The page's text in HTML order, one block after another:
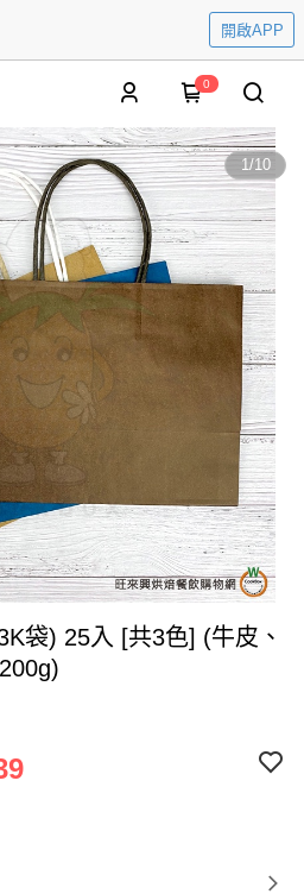
開啟APP
0
1/10
袋) 25入 [共3色] (牛皮、